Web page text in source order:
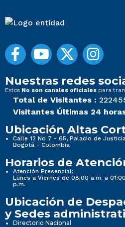
Nuestras redes
Estos No son canales oficiales para
Total de Visitantes :
Visitantes Últimas 24
Ubicación Altas
Calle 12 No 7 - 65, Palacio de
Bogotá - Colombia
Horarios de
Atención Presencial:
Lunes a Viernes de 08:00 a.m. a
p.m.
Ubicación de
y Sedes
Directorio Nacional